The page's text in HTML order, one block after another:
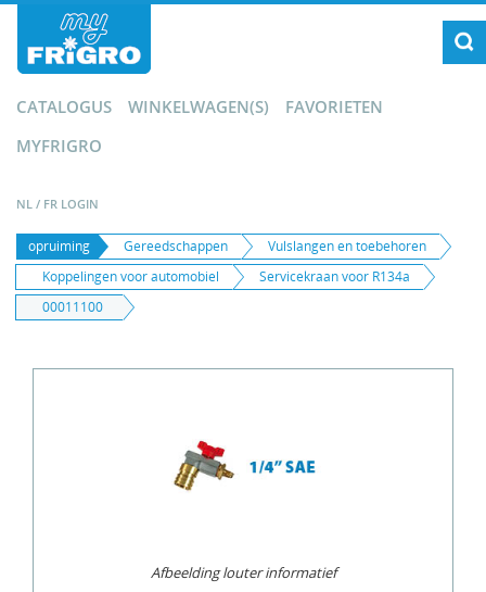
CATALOGUS WINKELWAGEN(S)
FAVORIETEN
MYFRIGRO
NL / FR LOGIN
opruiming Gereedschappen
Vulslangen en toebehoren
Koppelingen voor automobiel
Servicekraan voor R134a
00011100
Afbeelding louter informatief